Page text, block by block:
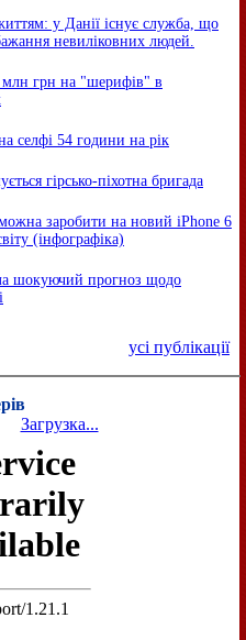
у Данії існує служба, що
невиліковних людей.
млн грн на "шерифів" в
селфі 54 години на рік
гірсько-піхотна бригада
заробити на новий iPhone 6
(інфографіка)
шокуючий прогноз щодо
усі публікації
Загрузка...